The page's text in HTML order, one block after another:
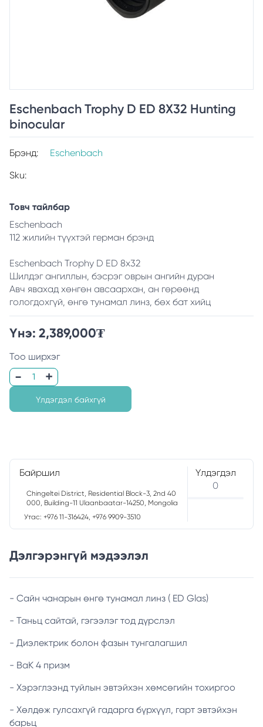
Eschenbach Trophy D ED 8X32 Hunting
binocular
Брэнд:
Eschenbach
Sku:
Товч тайлбар
Eschenbach
112 жилийн түүхтэй герман брэнд
Eschenbach Trophy D ED 8x32
Шилдэг ангиллын, бэсрэг оврын ангийн дуран
Авч явахад хөнгөн авсаархан, ан гөрөөнд
гологдохгүй, өнгө тунамал линз, бөх бат хийц
Үнэ: 2,389,000₮
Тоо ширхэг
Үлдэгдэл байхгүй
Байршил
Chingeltei District, Residential Block-3, 2nd 40
000, Building-11 Ulaanbaatar-14250, Mongolia
Утас: +976 11-316424, +976 9909-3510
Үлдэгдэл
0
Дэлгэрэнгүй мэдээлэл
- Сайн чанарын өнгө тунамал линз ( ED Glas)
- Таньц сайтай, гэгээлэг тод дүрслэл
- Диэлектрик болон фазын тунгалагшил
- ВаК 4 призм
- Хэрэглээнд туйлын эвтэйхэн хөмсөгийн тохиргоо
- Хөлдөж гулсахгүй гадарга бүрхүүл, гарт эвтэйхэн
барьц